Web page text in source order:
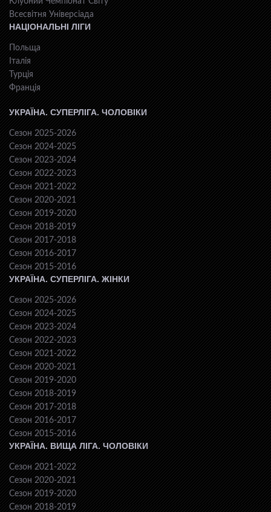
Всесвiтня Унiверсiaда
НАЦІОНАЛЬНІ ЛІГИ
Польща
Італія
Турція
Франція
УКРАЇНА. СУПЕРЛІГА. ЧОЛОВІКИ
Сезон 2025-2026
Сезон 2024-2025
Сезон 2023-2024
Сезон 2022-2023
Сезон 2021-2022
Сезон 2020-2021
Сезон 2019-2020
Сезон 2018-2019
Сезон 2017-2018
Сезон 2016-2017
Сезон 2015-2016
УКРАЇНА. СУПЕРЛІГА. ЖІНКИ
Сезон 2025-2026
Сезон 2024-2025
Сезон 2023-2024
Сезон 2022-2023
Сезон 2021-2022
Сезон 2020-2021
Сезон 2019-2020
Сезон 2018-2019
Сезон 2017-2018
Сезон 2016-2017
Сезон 2015-2016
УКРАЇНА. ВИЩА ЛІГА. ЧОЛОВІКИ
Сезон 2021-2022
Сезон 2020-2021
Сезон 2019-2020
Сезон 2018-2019